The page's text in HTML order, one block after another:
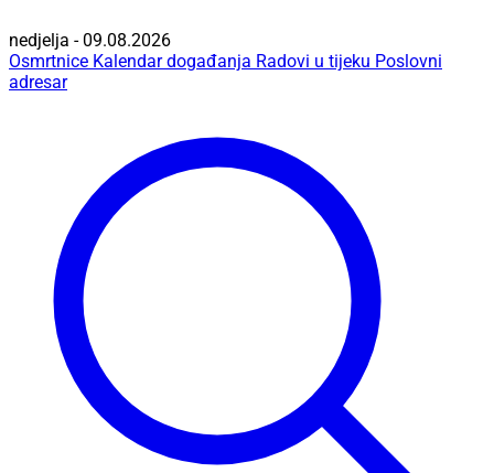
nedjelja - 09.08.2026
Osmrtnice Kalendar događanja Radovi u tijeku Poslovni
adresar